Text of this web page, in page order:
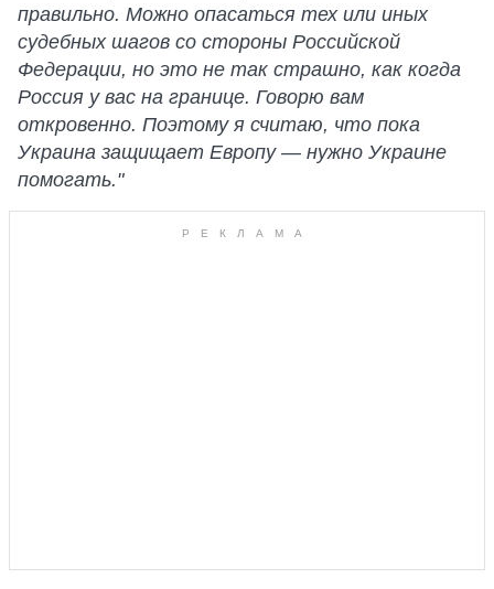
правильно. Можно опасаться тех или иных
судебных шагов со стороны Российской
Федерации, но это не так страшно, как когда
Россия у вас на границе. Говорю вам
откровенно. Поэтому я считаю, что пока
Украина защищает Европу — нужно Украине
помогать."